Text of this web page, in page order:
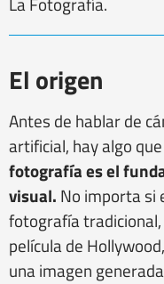
El origen
Antes de hablar de
artificial, hay algo
fotografía es el
visual. No importa si
fotografía
película de
una imagen